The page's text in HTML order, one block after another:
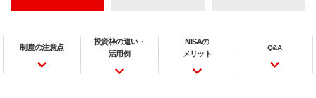
制度の注意点
投資枠の違い・
活用例
NISAの
メリット
Q&A